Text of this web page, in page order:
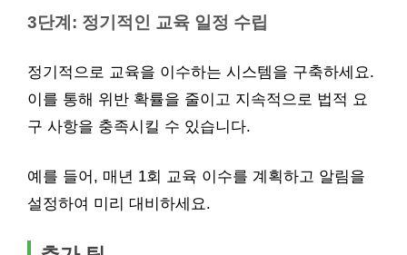
3단계: 정기적인 교육 일정 수립
정기적으로 교육을 이수하는 시스템을 구축하세요.
이를 통해 위반 확률을 줄이고 지속적으로 법적 요
구 사항을 충족시킬 수 있습니다.
예를 들어, 매년 1회 교육 이수를 계획하고 알림을
설정하여 미리 대비하세요.